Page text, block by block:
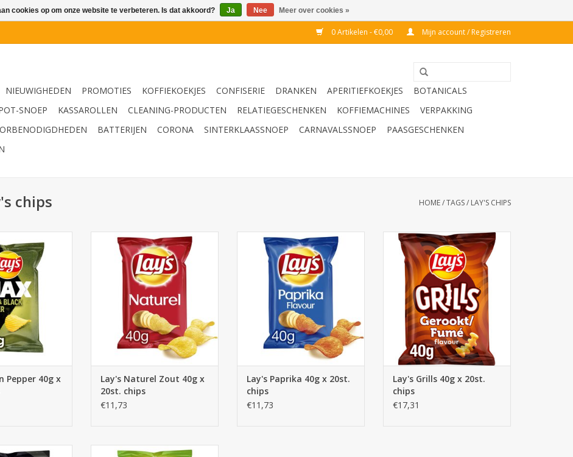
0 Artikelen - €0,00 Mijn account / Registreren
NIEUWIGHEDEN PROMOTIES KOFFIEKOEKJES CONFISERIE DRANKEN APERITIEFKOEKJES
BOTANICALS
SNOEP
KASSAROLLEN CLEANING-PRODUCTEN RELATIEGESCHENKEN KOFFIEMACHINES
VERPAKKING
BATTERIJEN CORONA SINTERKLAASSNOEP CARNAVALSSNOEP
PAASGESCHENKEN
chips HOME/TAGS/ LAY'S CHIPS
WINKELWAGEN
Pepper 40g x
Lay's Naturel Zout 40g x 20st.
TOEVOEGEN AAN WINKELWAGEN
Lay's Naturel Zout 40g x
20st. chips
€11,73
Lay's Paprika 40g x 20st.
TOEVOEGEN AAN WINKELWAGEN
Lay's Paprika 40g x 20st.
chips
€11,73
Lay's Grills 40g x 20st. chips
TOEVOEGEN AAN WINKELWAGEN
Lay's Grills 40g x 20st.
chips
€17,31
Ketchup 40g
Lay's Pickles 40g x 20st.
cookies op om onze website te verbeteren. Is dat akkoord? Ja Nee Meer over cookies »